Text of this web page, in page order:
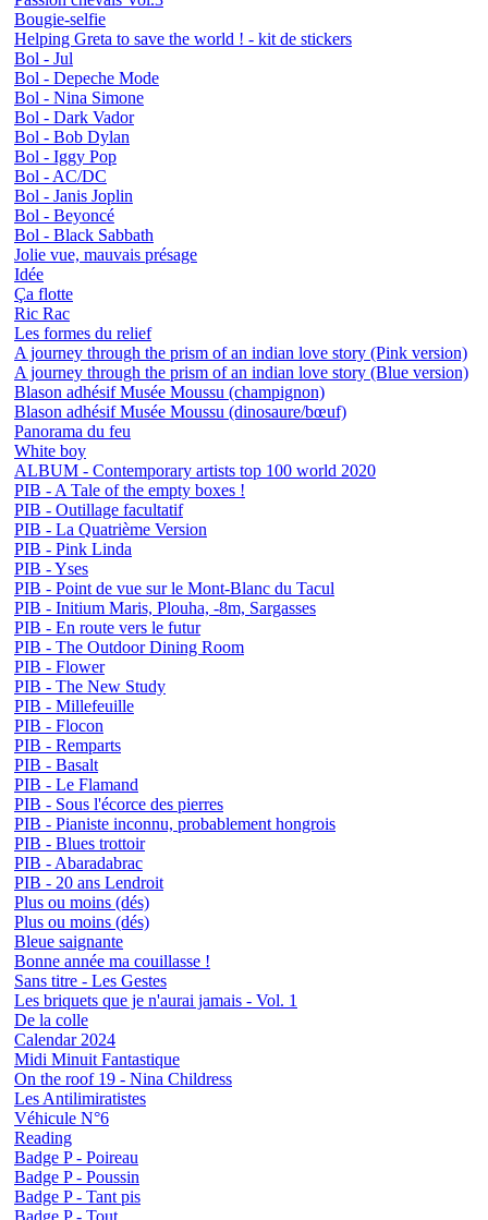
Bougie-selfie
Helping Greta to save the world ! - kit de stickers
Bol - Jul
Bol - Depeche Mode
Bol - Nina Simone
Bol - Dark Vador
Bol - Bob Dylan
Bol - Iggy Pop
Bol - AC/DC
Bol - Janis Joplin
Bol - Beyoncé
Bol - Black Sabbath
Jolie vue, mauvais présage
Idée
Ça flotte
Ric Rac
Les formes du relief
A journey through the prism of an indian love story (Pink version)
A journey through the prism of an indian love story (Blue version)
Blason adhésif Musée Moussu (champignon)
Blason adhésif Musée Moussu (dinosaure/bœuf)
Panorama du feu
White boy
ALBUM - Contemporary artists top 100 world 2020
PIB - A Tale of the empty boxes !
PIB - Outillage facultatif
PIB - La Quatrième Version
PIB - Pink Linda
PIB - Yses
PIB - Point de vue sur le Mont-Blanc du Tacul
PIB - Initium Maris, Plouha, -8m, Sargasses
PIB - En route vers le futur
PIB - The Outdoor Dining Room
PIB - Flower
PIB - The New Study
PIB - Millefeuille
PIB - Flocon
PIB - Remparts
PIB - Basalt
PIB - Le Flamand
PIB - Sous l'écorce des pierres
PIB - Pianiste inconnu, probablement hongrois
PIB - Blues trottoir
PIB - Abaradabrac
PIB - 20 ans Lendroit
Plus ou moins (dés)
Plus ou moins (dés)
Bleue saignante
Bonne année ma couillasse !
Sans titre - Les Gestes
Les briquets que je n'aurai jamais - Vol. 1
De la colle
Calendar 2024
Midi Minuit Fantastique
On the roof 19 - Nina Childress
Les Antilimiratistes
Véhicule N°6
Reading
Badge P - Poireau
Badge P - Poussin
Badge P - Tant pis
Badge P - Tout